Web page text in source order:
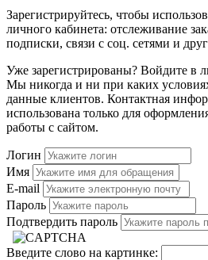
Зарегистрируйтесь, чтобы
личного кабинета: отслеживание
подписки, связи с соц. сетями и
Уже зарегистрированы? Войдите в
Мы никогда и ни при каких
данные клиентов. Контактная
использована только для
работы с сайтом.
Логин
Имя
E-mail
Пароль
Подтвердить пароль
Введите слово на картинке: